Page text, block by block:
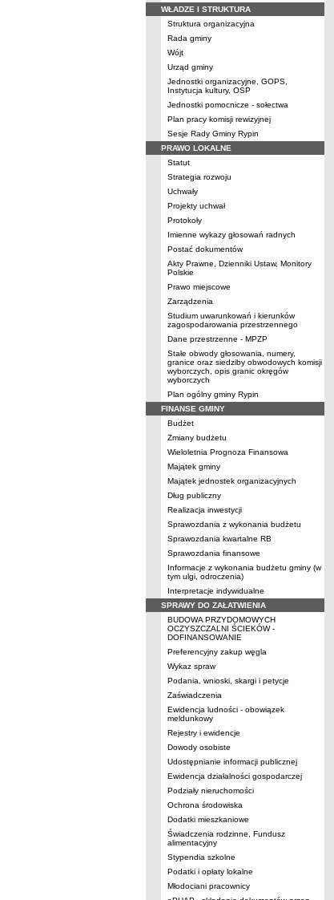
WŁADZE I STRUKTURA
Struktura organizacyjna
Rada gminy
Wójt
Urząd gminy
Jednostki organizacyjne, GOPS,
Instytucja kultury, OSP
Jednostki pomocnicze - sołectwa
Plan pracy komisji rewizyjnej
Sesje Rady Gminy Rypin
PRAWO LOKALNE
Statut
Strategia rozwoju
Uchwały
Projekty uchwał
Protokoły
Imienne wykazy głosowań radnych
Postać dokumentów
Akty Prawne, Dzienniki Ustaw, Monitory
Polskie
Prawo miejscowe
Zarządzenia
Studium uwarunkowań i kierunków
zagospodarowania przestrzennego
Dane przestrzenne - MPZP
Stałe obwody głosowania, numery,
granice oraz siedziby obwodowych komisji
wyborczych, opis granic okręgów
wyborczych
Plan ogólny gminy Rypin
FINANSE GMINY
Budżet
Zmiany budżetu
Wieloletnia Prognoza Finansowa
Majątek gminy
Majątek jednostek organizacyjnych
Dług publiczny
Realizacja inwestycji
Sprawozdania z wykonania budżetu
Sprawozdania kwartalne RB
Sprawozdania finansowe
Informacje z wykonania budżetu gminy (w
tym ulgi, odroczenia)
Interpretacje indywidualne
SPRAWY DO ZAŁATWIENIA
BUDOWA PRZYDOMOWYCH
OCZYSZCZALNI ŚCIEKÓW -
DOFINANSOWANIE
Preferencyjny zakup węgla
Wykaz spraw
Podania, wnioski, skargi i petycje
Zaświadczenia
Ewidencja ludności - obowiązek
meldunkowy
Rejestry i ewidencje
Dowody osobiste
Udostępnianie informacji publicznej
Ewidencja działalności gospodarczej
Podziały nieruchomości
Ochrona środowiska
Dodatki mieszkaniowe
Świadczenia rodzinne, Fundusz
alimentacyjny
Stypendia szkolne
Podatki i opłaty lokalne
Młodociani pracownicy